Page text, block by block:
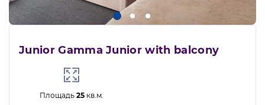
Junior Gamma Junior with balcony
Площадь 25кв.м.